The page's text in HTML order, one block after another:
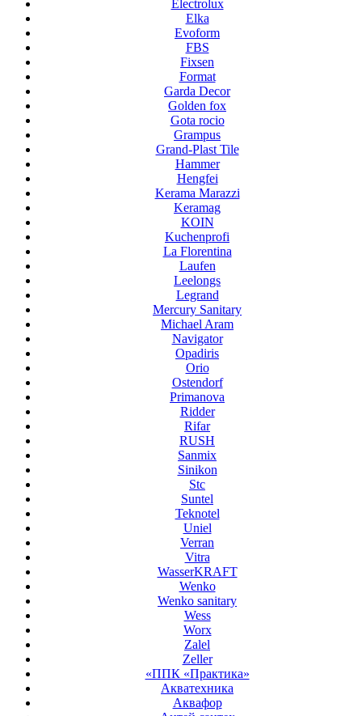
Electrolux
Elka
Evoform
FBS
Fixsen
Format
Garda Decor
Golden fox
Gota rocio
Grampus
Grand-Plast Tile
Hammer
Hengfei
Kerama Marazzi
Keramag
KOIN
Kuchenprofi
La Florentina
Laufen
Leelongs
Legrand
Mercury Sanitary
Michael Aram
Navigator
Opadiris
Orio
Ostendorf
Primanova
Ridder
Rifar
RUSH
Sanmix
Sinikon
Stc
Suntel
Teknotel
Uniel
Verran
Vitra
WasserKRAFT
Wenko
Wenko sanitary
Wess
Worx
Zalel
Zeller
«ППК «Практика»
Акватехника
Аквафор